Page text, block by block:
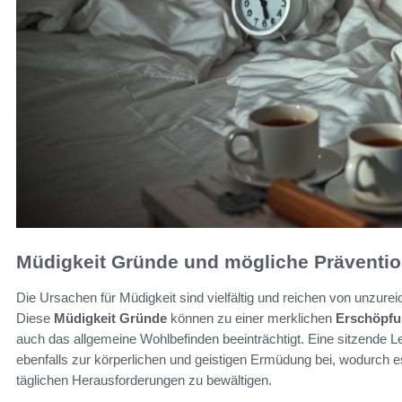
Müdigkeit Gründe und mögliche
Die Ursachen für Müdigkeit sind vielfältig und reichen von
Diese Müdigkeit Gründe können zu einer merklichen
auch das allgemeine Wohlbefinden beeinträchtigt. Eine sitzende
ebenfalls zur körperlichen und geistigen Ermüdung bei, wodurch
täglichen Herausforderungen zu bewältigen.